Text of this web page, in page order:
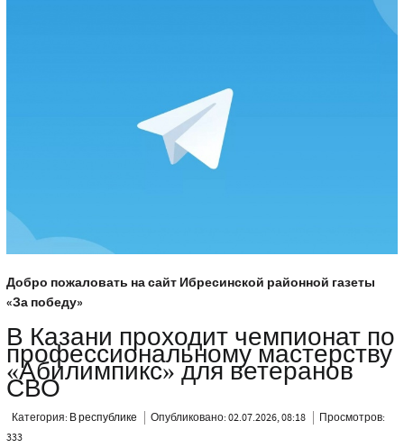
Добро пожаловать на сайт Ибресинской районной газеты
«За победу»
В Казани проходит чемпионат по
профессиональному мастерству
«Абилимпикс» для ветеранов
СВО
Категория: В республике Опубликовано: 02.07.2026, 08:18
Просмотров:
333